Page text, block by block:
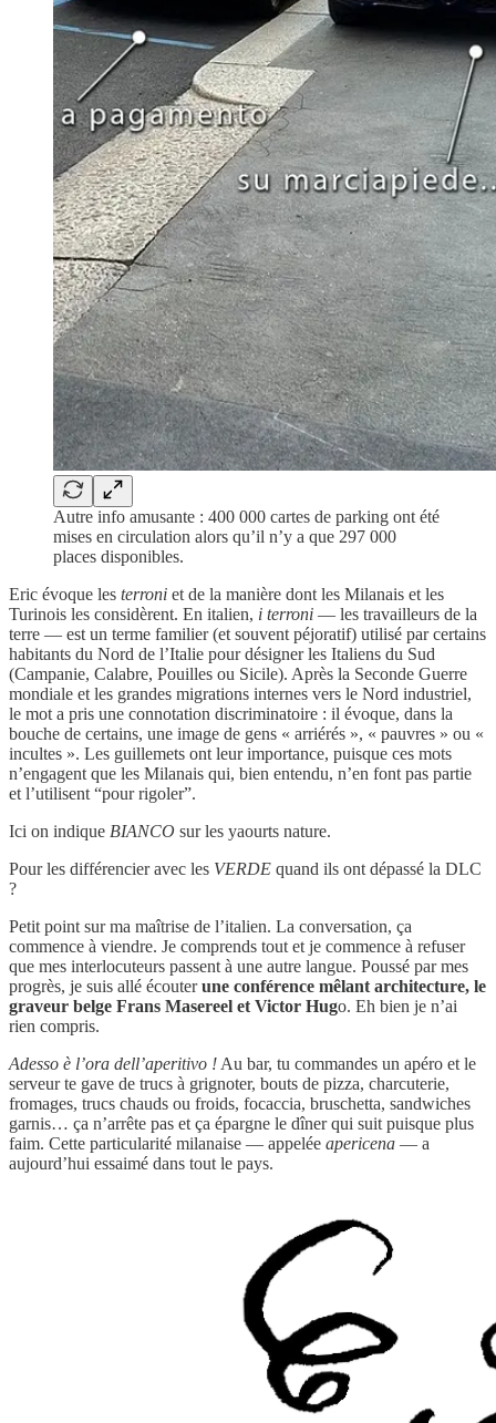
Autre info amusante : 400 000 cartes de parking ont été
mises en circulation alors qu’il n’y a que 297 000
places disponibles.
Eric évoque les terroni et de la manière dont les Milanais et les
Turinois les considèrent. En italien, i terroni — les travailleurs de la
terre — est un terme familier (et souvent péjoratif) utilisé par certains
habitants du Nord de l’Italie pour désigner les Italiens du Sud
(Campanie, Calabre, Pouilles ou Sicile). Après la Seconde Guerre
mondiale et les grandes migrations internes vers le Nord industriel,
le mot a pris une connotation discriminatoire : il évoque, dans la
bouche de certains, une image de gens « arriérés », « pauvres » ou «
incultes ». Les guillemets ont leur importance, puisque ces mots
n’engagent que les Milanais qui, bien entendu, n’en font pas partie
et l’utilisent “pour rigoler”.
Ici on indique BIANCO sur les yaourts nature.
Pour les différencier avec les VERDE quand ils ont dépassé la DLC
?
Petit point sur ma maîtrise de l’italien. La conversation, ça
commence à viendre. Je comprends tout et je commence à refuser
que mes interlocuteurs passent à une autre langue. Poussé par mes
progrès, je suis allé écouterune conférence mêlant architecture, le
graveur belge Frans Masereel et Victor Hugo. Eh bien je n’ai
rien compris.
Adesso è l’ora dell’aperitivo ! Au bar, tu commandes un apéro et le
serveur te gave de trucs à grignoter, bouts de pizza, charcuterie,
fromages, trucs chauds ou froids, focaccia, bruschetta, sandwiches
garnis… ça n’arrête pas et ça épargne le dîner qui suit puisque plus
faim. Cette particularité milanaise — appelée apericena — a
aujourd’hui essaimé dans tout le pays.